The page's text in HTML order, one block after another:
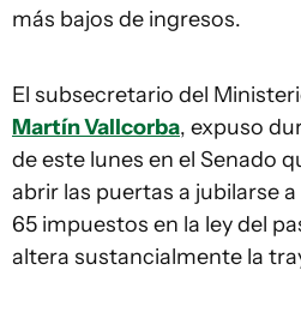
más bajos de ingresos.
El subsecretario del
Martín Vallcorba, expuso
de este lunes en el Senado
abrir las puertas a jubilarse
65 impuestos en la ley del
altera sustancialmente la